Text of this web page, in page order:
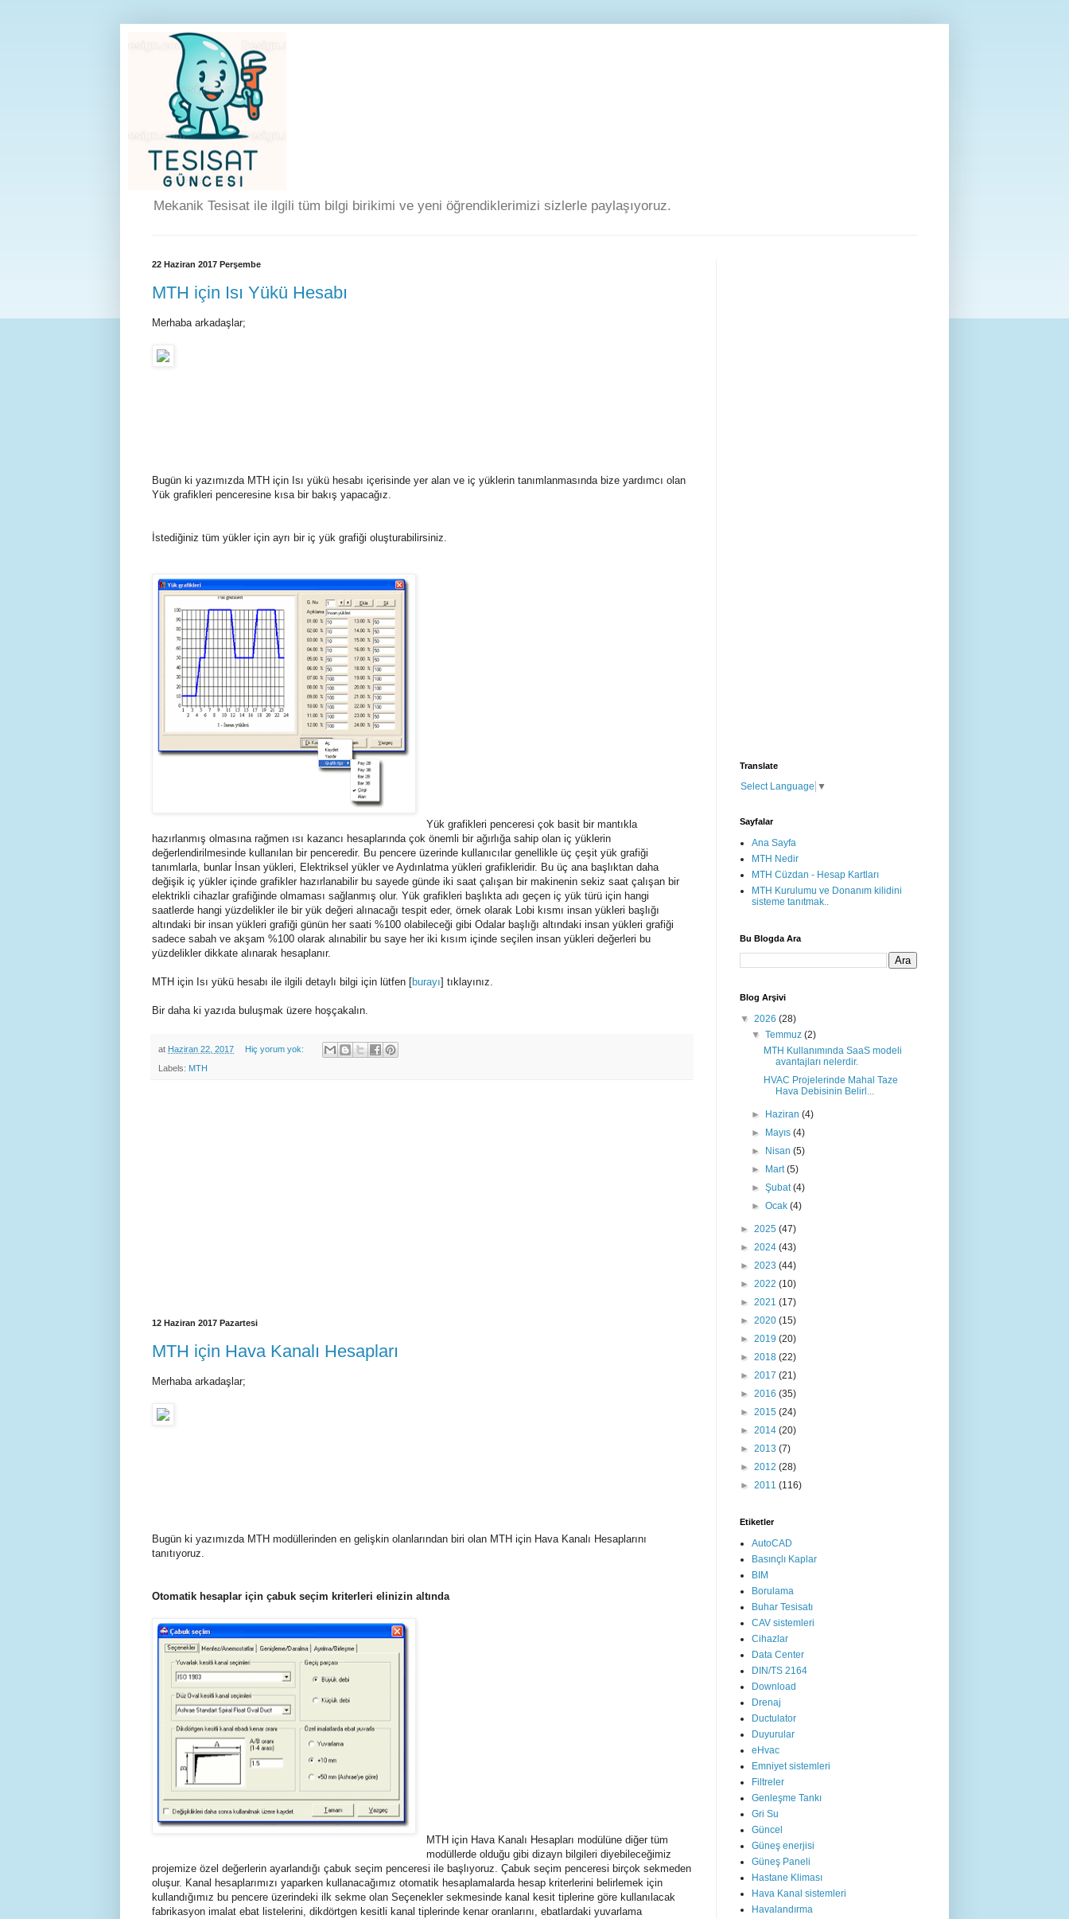
Mekanik Tesisat ile ilgili tüm bilgi birikimi ve yeni öğrendiklerimizi sizlerle paylaşıyoruz.
22 Haziran 2017 Perşembe
MTH için Isı Yükü Hesabı
Merhaba arkadaşlar;
Bugün ki yazımızda MTH için Isı yükü hesabı içerisinde yer alan ve iç yüklerin tanımlanmasında bize yardımcı olan
Yük grafikleri penceresine kısa bir bakış yapacağız.
İstediğiniz tüm yükler için ayrı bir iç yük grafiği oluşturabilirsiniz.
Yük grafikleri penceresi çok basit bir mantıkla
hazırlanmış olmasına rağmen ısı kazancı hesaplarında çok önemli bir ağırlığa sahip olan iç yüklerin
değerlendirilmesinde kullanılan bir penceredir. Bu pencere üzerinde kullanıcılar genellikle üç çeşit yük grafiği
tanımlarla, bunlar İnsan yükleri, Elektriksel yükler ve Aydınlatma yükleri grafikleridir. Bu üç ana başlıktan daha
değişik iç yükler içinde grafikler hazırlanabilir bu sayede günde iki saat çalışan bir makinenin sekiz saat çalışan bir
elektrikli cihazlar grafiğinde olmaması sağlanmış olur. Yük grafikleri başlıkta adı geçen iç yük türü için hangi
saatlerde hangi yüzdelikler ile bir yük değeri alınacağı tespit eder, örnek olarak Lobi kısmı insan yükleri başlığı
altındaki bir insan yükleri grafiği günün her saati %100 olabileceği gibi Odalar başlığı altındaki insan yükleri grafiği
sadece sabah ve akşam %100 olarak alınabilir bu saye her iki kısım içinde seçilen insan yükleri değerleri bu
yüzdelikler dikkate alınarak hesaplanır.
MTH için Isı yükü hesabı ile ilgili detaylı bilgi için lütfen [burayı] tıklayınız.
Bir daha ki yazıda buluşmak üzere hoşçakalın.
at Haziran 22, 2017 Hiç yorum yok:
Labels: MTH
12 Haziran 2017 Pazartesi
MTH için Hava Kanalı Hesapları
Merhaba arkadaşlar;
Bugün ki yazımızda MTH modüllerinden en gelişkin olanlarından biri olan MTH için Hava Kanalı Hesaplarını
tanıtıyoruz.
Otomatik hesaplar için çabuk seçim kriterleri elinizin altında
MTH için Hava Kanalı Hesapları modülüne diğer tüm
modüllerde olduğu gibi dizayn bilgileri diyebileceğimiz
projemize özel değerlerin ayarlandığı çabuk seçim penceresi ile başlıyoruz. Çabuk seçim penceresi birçok sekmeden
oluşur. Kanal hesaplarımızı yaparken kullanacağımız otomatik hesaplamalarda hesap kriterlerini belirlemek için
kullandığımız bu pencere üzerindeki ilk sekme olan Seçenekler sekmesinde kanal kesit tiplerine göre kullanılacak
fabrikasyon imalat ebat listelerini, dikdörtgen kesitli kanal tiplerinde kenar oranlarını, ebatlardaki yuvarlama
Translate
Select Language ▼
Sayfalar
Ana Sayfa
MTH Nedir
MTH Cüzdan - Hesap Kartları
MTH Kurulumu ve Donanım kilidini
sisteme tanıtmak..
Bu Blogda Ara
Blog Arşivi
▼ 2026 (28)
▼Temmuz(2)
MTH Kullanımında SaaS modeli
avantajları nelerdir.
HVAC Projelerinde Mahal Taze
Hava Debisinin Belirl...
► Haziran(4)
►
Mayıs(4)
►
Nisan(5)
►
Mart(5)
►Şubat(4)
►Ocak(4)
► 2025 (47)
► 2024 (43)
► 2023 (44)
► 2022 (10)
► 2021 (17)
► 2020 (15)
► 2019 (20)
► 2018 (22)
► 2017 (21)
► 2016 (35)
► 2015 (24)
► 2014 (20)
► 2013 (7)
► 2012 (28)
► 2011 (116)
Etiketler
AutoCAD
Basınçlı Kaplar
BIM
Borulama
Buhar Tesisatı
CAV sistemleri
Cihazlar
Data Center
DIN/TS 2164
Download
Drenaj
Ductulator
Duyurular
eHvac
Emniyet sistemleri
Filtreler
Genleşme Tankı
Gri Su
Güncel
Güneş enerjisi
Güneş Paneli
Hastane Kliması
Hava Kanal sistemleri
Havalandırma